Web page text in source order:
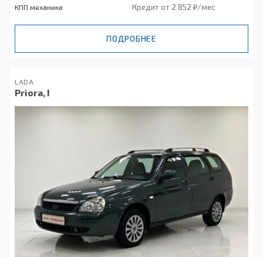
КПП механика Кредит от 2 852 ₽/мес
ПОДРОБНЕЕ
LADA
Priora, I